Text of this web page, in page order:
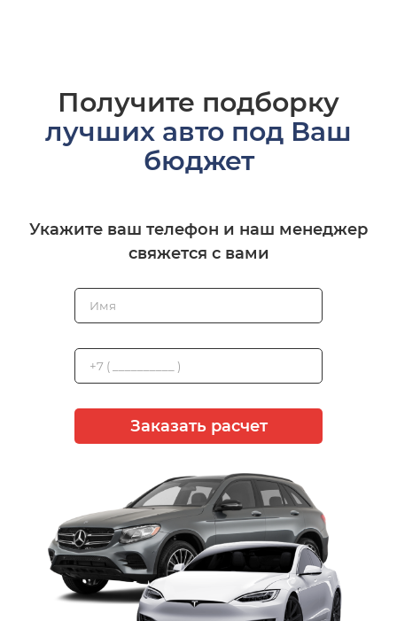
Получите подборку
лучших авто под Ваш
бюджет
Укажите ваш телефон и наш менеджер
свяжется с вами
Заказать расчет